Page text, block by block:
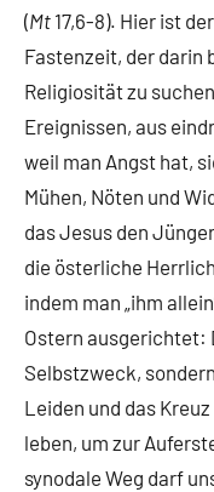
(Mt 17,6-8). Hier ist
Fastenzeit, der darin
Religiosität zu
Ereignissen, aus
weil man Angst hat,
Mühen, Nöten und
das Jesus den
die österliche
indem man „ihm
Ostern ausgerichtet:
Selbstzweck,
Leiden und das
leben, um zur
synodale Weg darf